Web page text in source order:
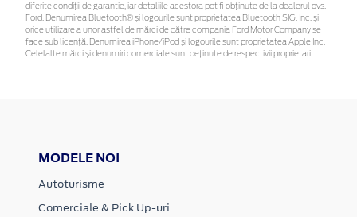
diferite condiții de garanție, iar detaliile acestora pot fi obținute de la dealerul dvs.
Ford. Denumirea Bluetooth® și logourile sunt proprietatea Bluetooth SIG, Inc. și
orice utilizare a unor astfel de mărci de către compania Ford Motor Company se
face sub licență. Denumirea iPhone/iPod și logourile sunt proprietatea Apple Inc.
Celelalte mărci și denumiri comerciale sunt deținute de respectivii proprietari
MODELE NOI
Autoturisme
Comerciale & Pick Up-uri